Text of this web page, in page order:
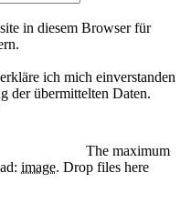
in diesem Browser für
ich mich einverstanden
der übermittelten Daten.
The maximum
image. Drop files here